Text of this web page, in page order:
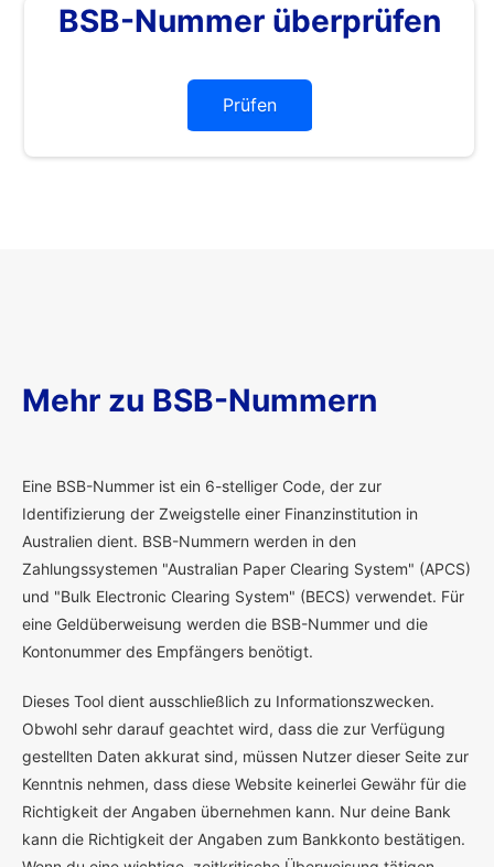
BSB-Nummer überprüfen
Prüfen
Mehr zu BSB-Nummern
Eine BSB-Nummer ist ein 6-stelliger Code, der zur
Identifizierung der Zweigstelle einer Finanzinstitution in
Australien dient. BSB-Nummern werden in den
Zahlungssystemen "Australian Paper Clearing System" (APCS)
und "Bulk Electronic Clearing System" (BECS) verwendet. Für
eine Geldüberweisung werden die BSB-Nummer und die
Kontonummer des Empfängers benötigt.
Dieses Tool dient ausschließlich zu Informationszwecken.
Obwohl sehr darauf geachtet wird, dass die zur Verfügung
gestellten Daten akkurat sind, müssen Nutzer dieser Seite zur
Kenntnis nehmen, dass diese Website keinerlei Gewähr für die
Richtigkeit der Angaben übernehmen kann. Nur deine Bank
kann die Richtigkeit der Angaben zum Bankkonto bestätigen.